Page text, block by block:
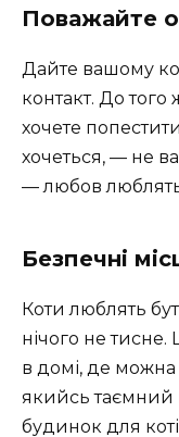
Поважайте
Дайте вашому
контакт. До того
хочете
хочеться, — не
— любов
Безпечні
Коти люблять
нічого не
в домі, де
якийсь таємний
будинок для